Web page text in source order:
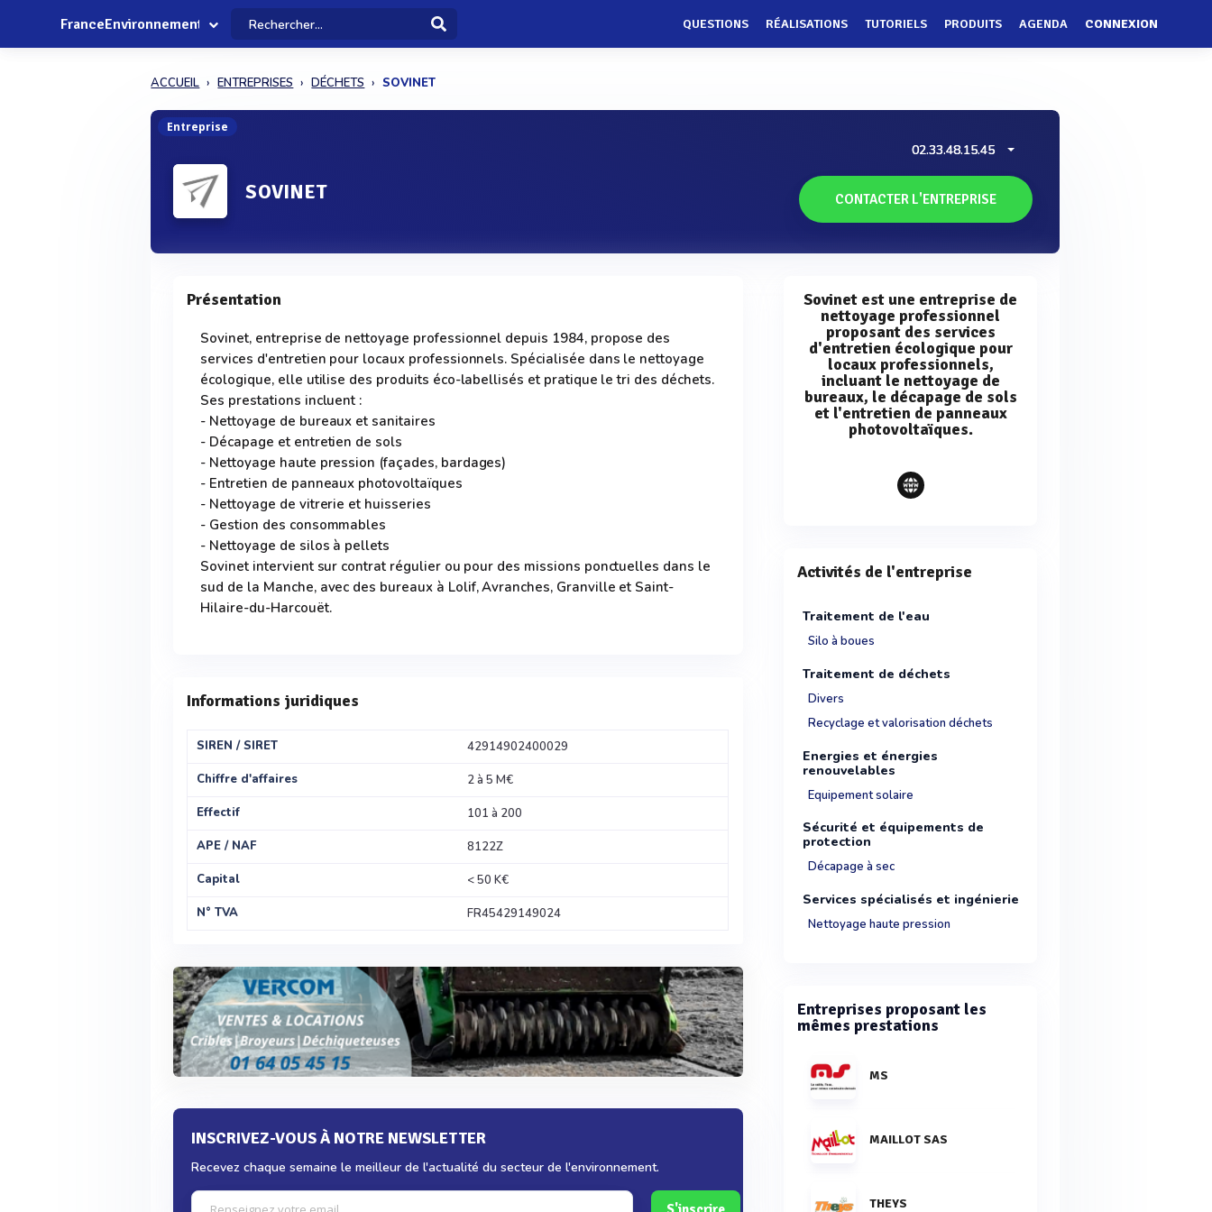
FranceEnvironnement QUESTIONS RÉALISATIONS TUTORIELS PRODUITS AGENDA CONNEXION
ACCUEIL ENTREPRISES DÉCHETS SOVINET
Entreprise
SOVINET
02.33.48.15.45
CONTACTER L'ENTREPRISE
Présentation
Sovinet, entreprise de nettoyage professionnel depuis 1984, propose des
services d'entretien pour locaux professionnels. Spécialisée dans le nettoyage
écologique, elle utilise des produits éco-labellisés et pratique le tri des déchets.
Ses prestations incluent :
- Nettoyage de bureaux et sanitaires
- Décapage et entretien de sols
- Nettoyage haute pression (façades, bardages)
- Entretien de panneaux photovoltaïques
- Nettoyage de vitrerie et huisseries
- Gestion des consommables
- Nettoyage de silos à pellets
Sovinet intervient sur contrat régulier ou pour des missions ponctuelles dans le
sud de la Manche, avec des bureaux à Lolif, Avranches, Granville et Saint-
Hilaire-du-Harcouët.
Informations juridiques
SIREN / SIRET
42914902400029
Chiffre d'affaires
2 à 5 M€
Effectif
101 à 200
APE / NAF
8122Z
Capital
< 50 K€
N° TVA
FR45429149024
INSCRIVEZ-VOUS À NOTRE NEWSLETTER
Recevez chaque semaine le meilleur de l'actualité du secteur de l'environnement.
Sovinet est une entreprise de
nettoyage professionnel
proposant des services
d'entretien écologique pour
locaux professionnels,
incluant le nettoyage de
bureaux, le décapage de sols
et l'entretien de panneaux
photovoltaïques.
Activités de l'entreprise
Traitement de l'eau
Silo à boues
Traitement de déchets
Divers
Recyclage et valorisation déchets
Energies et énergies
renouvelables
Equipement solaire
Sécurité et équipements de
protection
Décapage à sec
Services spécialisés et ingénierie
Nettoyage haute pression
Entreprises proposant les
mêmes prestations
MS
MAILLOT SAS
THEYS